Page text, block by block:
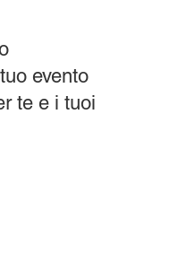
evento
te e i tuoi